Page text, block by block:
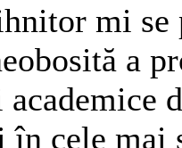
mi se
a
în cele mai